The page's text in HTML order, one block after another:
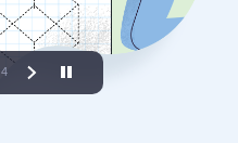
4